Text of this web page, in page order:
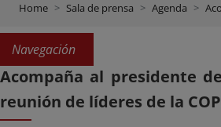
Home Sala de prensa Agenda
Navegación
Acompaña al presidente
reunión de líderes de la